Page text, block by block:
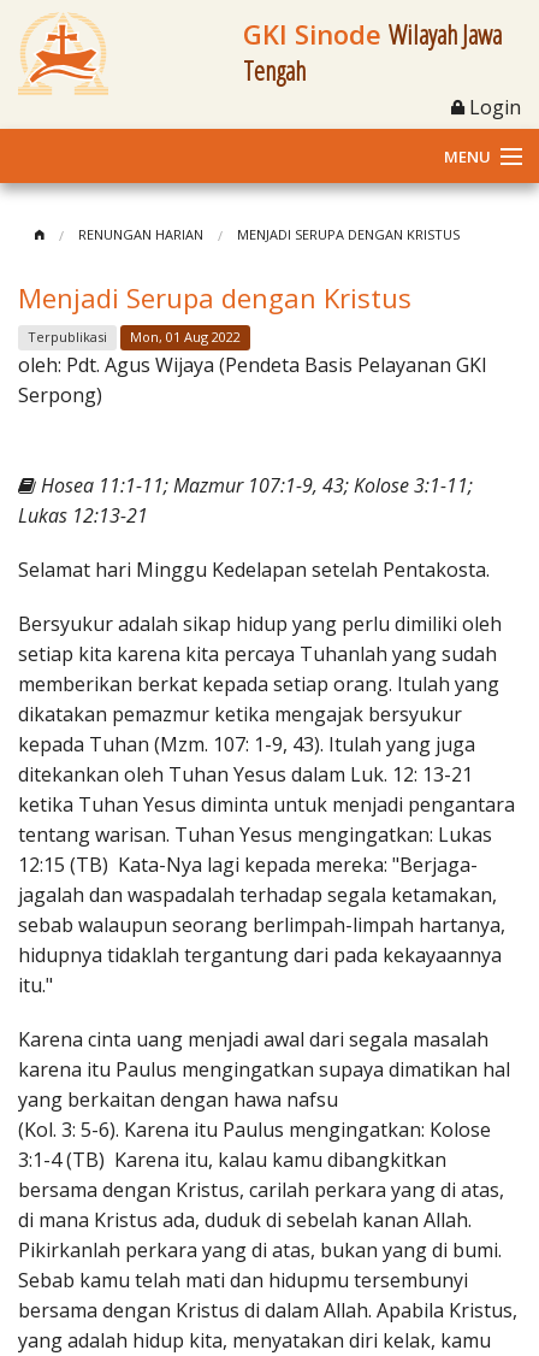
GKI Sinode Wilayah Jawa
Tengah
Login
MENU
Klasis dan Jemaat
Berita Kegiatan
Materi
Penerbitan
RENUNGAN HARIAN MENJADI SERUPA DENGAN KRISTUS
Menjadi Serupa dengan Kristus
Terpublikasi Mon, 01 Aug 2022
oleh: Pdt. Agus Wijaya (Pendeta Basis Pelayanan GKI
Serpong)
Hosea 11:1-11; Mazmur 107:1-9, 43; Kolose 3:1-11;
Lukas 12:13-21
Selamat hari Minggu Kedelapan setelah Pentakosta.
Bersyukur adalah sikap hidup yang perlu dimiliki oleh
setiap kita karena kita percaya Tuhanlah yang sudah
memberikan berkat kepada setiap orang. Itulah yang
dikatakan pemazmur ketika mengajak bersyukur
kepada Tuhan (Mzm. 107: 1-9, 43). Itulah yang juga
ditekankan oleh Tuhan Yesus dalam Luk. 12: 13-21
ketika Tuhan Yesus diminta untuk menjadi pengantara
tentang warisan. Tuhan Yesus mengingatkan: Lukas
12:15 (TB) Kata-Nya lagi kepada mereka: "Berjaga-
jagalah dan waspadalah terhadap segala ketamakan,
sebab walaupun seorang berlimpah-limpah hartanya,
hidupnya tidaklah tergantung dari pada kekayaannya
itu."
Karena cinta uang menjadi awal dari segala masalah
karena itu Paulus mengingatkan supaya dimatikan hal
yang berkaitan dengan hawa nafsu
(Kol. 3: 5-6). Karena itu Paulus mengingatkan: Kolose
3:1-4 (TB) Karena itu, kalau kamu dibangkitkan
bersama dengan Kristus, carilah perkara yang di atas,
di mana Kristus ada, duduk di sebelah kanan Allah.
Pikirkanlah perkara yang di atas, bukan yang di bumi.
Sebab kamu telah mati dan hidupmu tersembunyi
bersama dengan Kristus di dalam Allah. Apabila Kristus,
yang adalah hidup kita, menyatakan diri kelak, kamu